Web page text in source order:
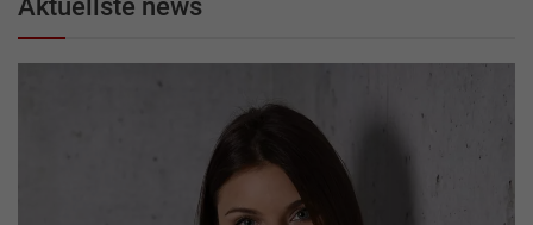
Aktuellste news